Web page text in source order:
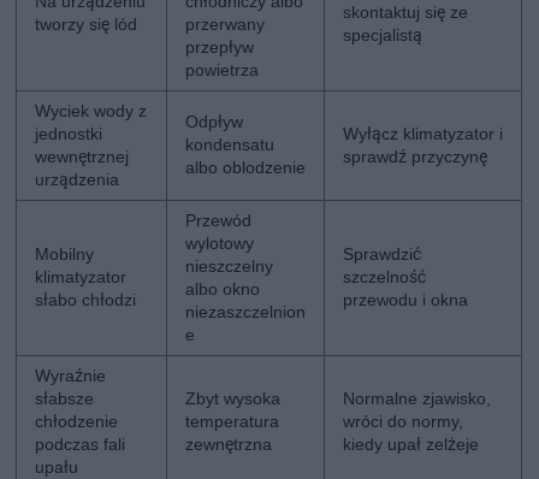
tworzy się lód
przerwany
przepływ
powietrza
skontaktuj się ze
specjalistą
Wyciek wody z
jednostki
wewnętrznej
urządzenia
Odpływ
kondensatu
albo oblodzenie
Wyłącz klimatyzator i
sprawdź przyczynę
Mobilny
klimatyzator
słabo chłodzi
Przewód
wylotowy
nieszczelny
albo okno
niezaszczelnion
e
Sprawdzić
szczelność
przewodu i okna
Wyraźnie
słabsze
chłodzenie
podczas fali
upału
Zbyt wysoka
temperatura
zewnętrzna
Normalne zjawisko,
wróci do normy,
kiedy upał zelżeje